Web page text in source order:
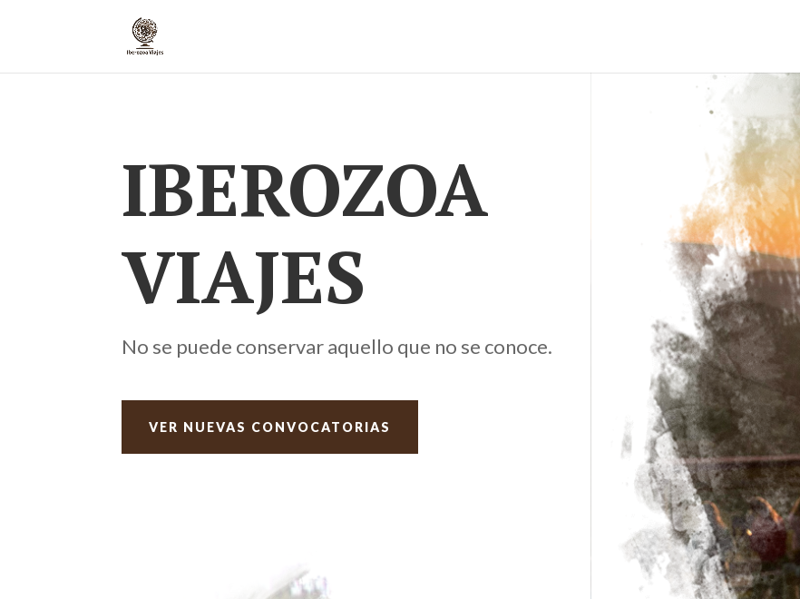
IBEROZOA
VIAJES
No se puede conservar aquello que no se conoce.
VER NUEVAS CONVOCATORIAS